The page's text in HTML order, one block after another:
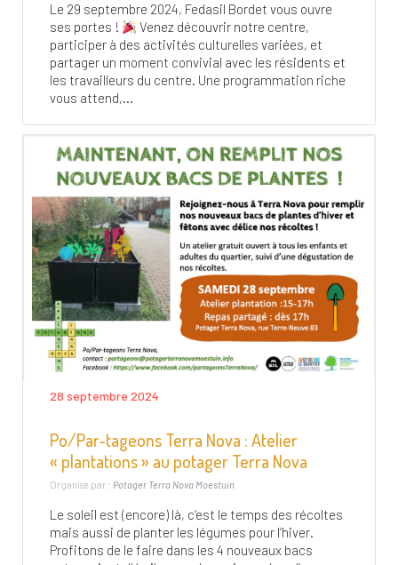
Le 29 septembre 2024, Fedasil Bordet vous ouvre
ses portes !
Venez découvrir notre centre,
participer à des activités culturelles variées, et
partager un moment convivial avec les résidents et
les travailleurs du centre. Une programmation riche
vous attend,...
28 septembre 2024
Po/Par-tageons Terra Nova : Atelier
« plantations » au potager Terra Nova
Organisé par : Potager Terra Nova Moestuin
Le soleil est (encore) là, c’est le temps des récoltes
mais aussi de planter les légumes pour l’hiver.
Profitons de le faire dans les 4 nouveaux bacs